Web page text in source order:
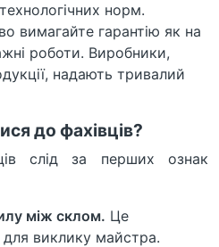
норм.
вимагайте гарантію як на
роботи. Виробники,
надають тривалий
до фахівців?
слід за перших ознак
між склом. Це
для виклику майстра.